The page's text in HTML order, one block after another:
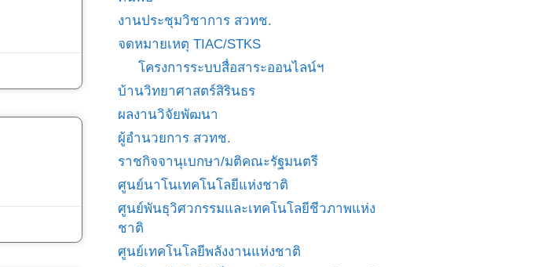
งานประชุมวิชาการ สวทช.
จดหมายเหตุ TIAC/STKS
โครงการระบบสื่อสาระออนไลน์ฯ
บ้านวิทยาศาสตร์สิรินธร
ผลงานวิจัยพัฒนา
ผู้อำนวยการ สวทช.
ราชกิจจานุเบกษา/มติคณะรัฐมนตรี
ศูนย์นาโนเทคโนโลยีแห่งชาติ
ศูนย์พันธุวิศวกรรมและเทคโนโลยีชีวภาพแห่ง
ชาติ
ศูนย์เทคโนโลยีพลังงานแห่งชาติ